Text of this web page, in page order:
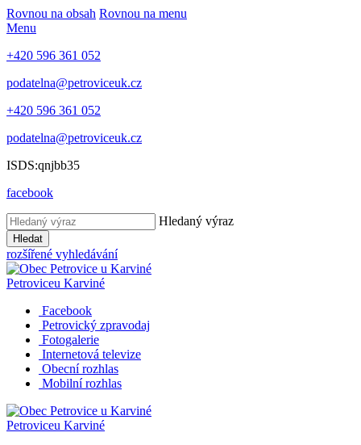
Rovnou na obsah Rovnou na menu
Menu
+420 596 361 052
podatelna@petroviceuk.cz
+420 596 361 052
podatelna@petroviceuk.cz
ISDS:qnjbb35
facebook
Hledaný výraz
Hledat
rozšířené vyhledávání
Petroviceu Karviné
Facebook
Petrovický zpravodaj
Fotogalerie
Internetová televize
Obecní rozhlas
Mobilní rozhlas
Petroviceu Karviné